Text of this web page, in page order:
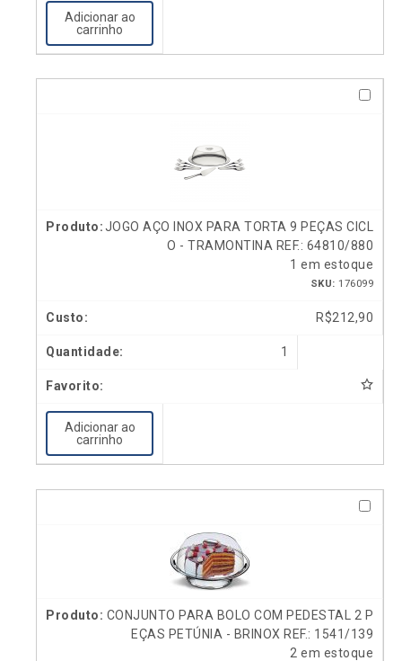
Adicionar ao
carrinho
JOGO AÇO INOX PARA TORTA 9 PEÇAS CICL
O - TRAMONTINA REF.: 64810/880
1 em estoque
SKU: 176099
R$212,90
1
Adicionar ao
carrinho
CONJUNTO PARA BOLO COM PEDESTAL 2 P
EÇAS PETÚNIA - BRINOX REF.: 1541/139
2 em estoque